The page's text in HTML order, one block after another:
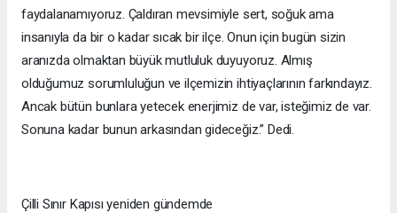
faydalanamıyoruz. Çaldıran mevsimiyle sert, soğuk ama
insanıyla da bir o kadar sıcak bir ilçe. Onun için bugün sizin
aranızda olmaktan büyük mutluluk duyuyoruz. Almış
olduğumuz sorumluluğun ve ilçemizin ihtiyaçlarının farkındayız.
Ancak bütün bunlara yetecek enerjimiz de var, isteğimiz de var.
Sonuna kadar bunun arkasından gideceğiz.” Dedi.
Çilli Sınır Kapısı yeniden gündemde